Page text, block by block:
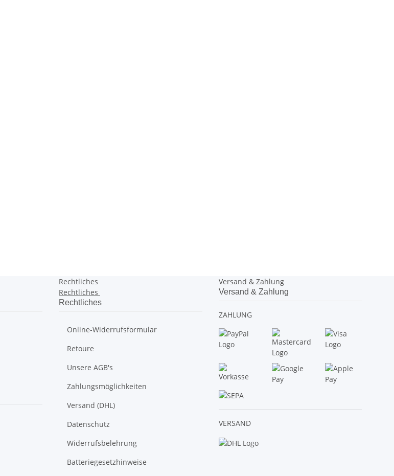
Rechtliches
Rechtliches
Rechtliches
Online-Widerrufsformular
Retoure
Unsere AGB's
Zahlungsmöglichkeiten
Versand (DHL)
Datenschutz
Widerrufsbelehrung
Batteriegesetzhinweise
Versand & Zahlung
Versand & Zahlung
ZAHLUNG
VERSAND